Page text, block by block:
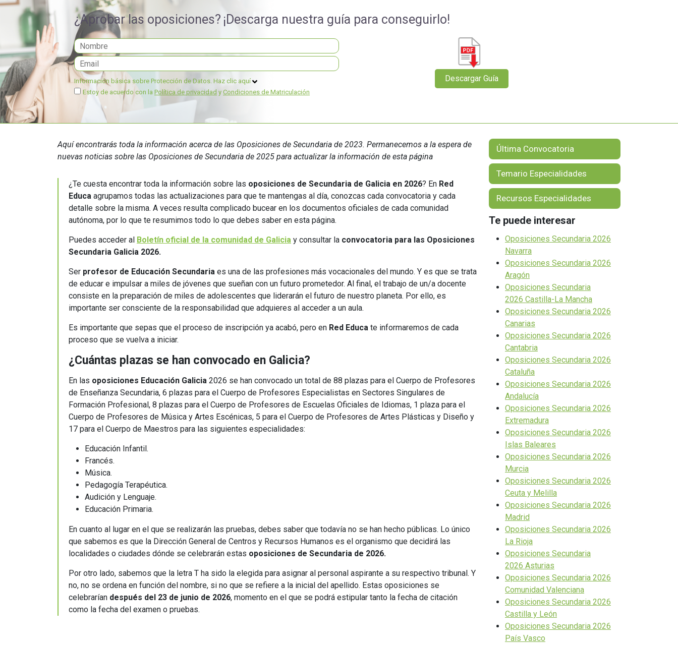
Ver Cursos
Masteres Educación
Másteres Oficiales
Masters Profesionales
¿Aprobar las oposiciones? ¡Descarga nuestra guía para conseguirlo!
Información básica sobre Protección de Datos. Haz clic aquí
Estoy de acuerdo con la Política de privacidad y Condiciones de Matriculación
Aquí encontrarás toda la información acerca de las Oposiciones de Secundaria de 2023. Permanecemos a la espera de
nuevas noticias sobre las Oposiciones de Secundaria de 2025 para actualizar la información de esta página
¿Te cuesta encontrar toda la información sobre las oposiciones de Secundaria de Galicia en 2026? En Red
Educa agrupamos todas las actualizaciones para que te mantengas al día, conozcas cada convocatoria y cada
detalle sobre la misma. A veces resulta complicado bucear en los documentos oficiales de cada comunidad
autónoma, por lo que te resumimos todo lo que debes saber en esta página.
Puedes acceder al Boletín oficial de la comunidad de Galicia y consultar la convocatoria para las Oposiciones
Secundaria Galicia 2026.
Ser profesor de Educación Secundaria es una de las profesiones más vocacionales del mundo. Y es que se trata
de educar e impulsar a miles de jóvenes que sueñan con un futuro prometedor. Al final, el trabajo de un/a docente
consiste en la preparación de miles de adolescentes que liderarán el futuro de nuestro planeta. Por ello, es
importante ser consciente de la responsabilidad que adquieres al acceder a un aula.
Es importante que sepas que el proceso de inscripción ya acabó, pero en Red Educa te informaremos de cada
proceso que se vuelva a iniciar.
¿Cuántas plazas se han convocado en Galicia?
En las oposiciones Educación Galicia 2026 se han convocado un total de 88 plazas para el Cuerpo de Profesores
de Enseñanza Secundaria, 6 plazas para el Cuerpo de Profesores Especialistas en Sectores Singulares de
Formación Profesional, 8 plazas para el Cuerpo de Profesores de Escuelas Oficiales de Idiomas, 1 plaza para el
Cuerpo de Profesores de Música y Artes Escénicas, 5 para el Cuerpo de Profesores de Artes Plásticas y Diseño y
17 para el Cuerpo de Maestros para las siguientes especialidades:
Educación Infantil.
Francés.
Música.
Pedagogía Terapéutica.
Audición y Lenguaje.
Educación Primaria.
En cuanto al lugar en el que se realizarán las pruebas, debes saber que todavía no se han hecho públicas. Lo único
que sabemos es que la Dirección General de Centros y Recursos Humanos es el organismo que decidirá las
localidades o ciudades dónde se celebrarán estas oposiciones de Secundaria de 2026.
Por otro lado, sabemos que la letra T ha sido la elegida para asignar al personal aspirante a su respectivo tribunal. Y
no, no se ordena en función del nombre, si no que se refiere a la inicial del apellido. Estas oposiciones se
celebrarían después del 23 de junio de 2026, momento en el que se podrá estipular tanto la fecha de citación
como la fecha del examen o pruebas.
Última Convocatoria
Temario Especialidades
Recursos Especialidades
Te puede interesar
Oposiciones Secundaria 2026
Navarra
Oposiciones Secundaria 2026
Aragón
Oposiciones Secundaria
2026 Castilla-La Mancha
Oposiciones Secundaria 2026
Canarias
Oposiciones Secundaria 2026
Cantabria
Oposiciones Secundaria 2026
Cataluña
Oposiciones Secundaria 2026
Andalucía
Oposiciones Secundaria 2026
Extremadura
Oposiciones Secundaria 2026
Islas Baleares
Oposiciones Secundaria 2026
Murcia
Oposiciones Secundaria 2026
Ceuta y Melilla
Oposiciones Secundaria 2026
Madrid
Oposiciones Secundaria 2026
La Rioja
Oposiciones Secundaria
2026 Asturias
Oposiciones Secundaria 2026
Comunidad Valenciana
Oposiciones Secundaria 2026
Castilla y León
Oposiciones Secundaria 2026
País Vasco